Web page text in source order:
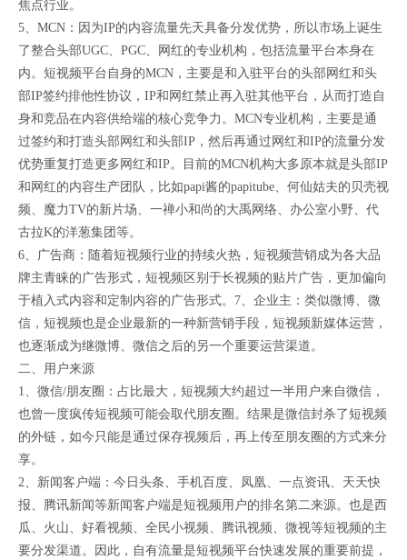
焦点行业。
5、MCN：因为IP的内容流量先天具备分发优势，所以市场上诞生
了整合头部UGC、PGC、网红的专业机构，包括流量平台本身在
内。短视频平台自身的MCN，主要是和入驻平台的头部网红和头
部IP签约排他性协议，IP和网红禁止再入驻其他平台，从而打造自
身和竞品在内容供给端的核心竞争力。MCN专业机构，主要是通
过签约和打造头部网红和头部IP，然后再通过网红和IP的流量分发
优势重复打造更多网红和IP。目前的MCN机构大多原本就是头部IP
和网红的内容生产团队，比如papi酱的papitube、何仙姑夫的贝壳视
频、魔力TV的新片场、一禅小和尚的大禹网络、办公室小野、代
古拉K的洋葱集团等。
6、广告商：随着短视频行业的持续火热，短视频营销成为各大品
牌主青睐的广告形式，短视频区别于长视频的贴片广告，更加偏向
于植入式内容和定制内容的广告形式。7、企业主：类似微博、微
信，短视频也是企业最新的一种新营销手段，短视频新媒体运营，
也逐渐成为继微博、微信之后的另一个重要运营渠道。
二、用户来源
1、微信/朋友圈：占比最大，短视频大约超过一半用户来自微信，
也曾一度疯传短视频可能会取代朋友圈。结果是微信封杀了短视频
的外链，如今只能是通过保存视频后，再上传至朋友圈的方式来分
享。
2、新闻客户端：今日头条、手机百度、凤凰、一点资讯、天天快
报、腾讯新闻等新闻客户端是短视频用户的排名第二来源。也是西
瓜、火山、好看视频、全民小视频、腾讯视频、微视等短视频的主
要分发渠道。因此，自有流量是短视频平台快速发展的重要前提，